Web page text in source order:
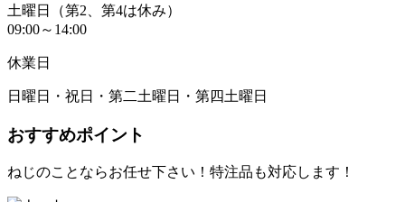
土曜日（第2、第4は休み）
09:00～14:00
休業日
日曜日・祝日・第二土曜日・第四土曜日
おすすめポイント
ねじのことならお任せ下さい！特注品も対応します！